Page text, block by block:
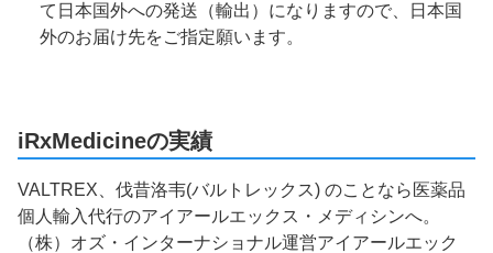
て日本国外への発送（輸出）になりますので、日本国
外のお届け先をご指定願います。
iRxMedicineの実績
VALTREX、伐昔洛韦(バルトレックス) のことなら医薬品
個人輸入代行のアイアールエックス・メディシンへ。
（株）オズ・インターナショナル運営アイアールエック